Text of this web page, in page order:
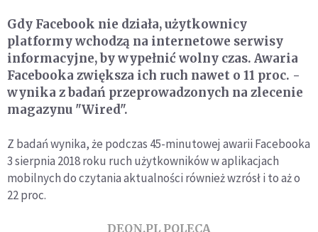
Gdy Facebook nie działa, użytkownicy
platformy wchodzą na internetowe serwisy
informacyjne, by wypełnić wolny czas. Awaria
Facebooka zwiększa ich ruch nawet o 11 proc. -
wynika z badań przeprowadzonych na zlecenie
magazynu "Wired".
Z badań wynika, że podczas 45-minutowej awarii Facebooka
3 sierpnia 2018 roku ruch użytkowników w aplikacjach
mobilnych do czytania aktualności również wzrósł i to aż o
22 proc.
DEON.PL POLECA